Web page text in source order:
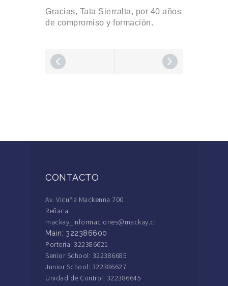
Gracias, Tata Sierralta, por 40 años
de compromiso y formación.
CONTACTO
Av. Vicuña Mackenna 700
Reñaca
mackay_informaciones@mackay.cl
Main: 322386600
Portería: 322386621
Senior School: 322386685
Junior School: 322386627
Unidad de Control: 322386645